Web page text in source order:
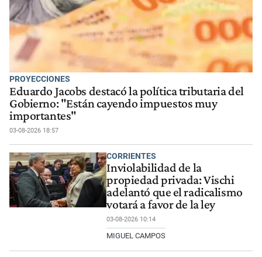
PROYECCIONES
Eduardo Jacobs destacó la política tributaria del
Gobierno: "Están cayendo impuestos muy
importantes"
03-08-2026 18:57
CORRIENTES
Inviolabilidad de la
propiedad privada: Vischi
adelantó que el radicalismo
votará a favor de la ley
03-08-2026 10:14
MIGUEL CAMPOS